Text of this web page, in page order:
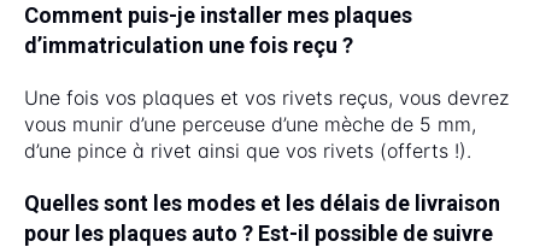
Comment puis-je installer mes plaques
d’immatriculation une fois reçu ?
Une fois vos plaques et vos rivets reçus, vous devrez
vous munir d’une perceuse d’une mèche de 5 mm,
d’une pince à rivet ainsi que vos rivets (offerts !).
Quelles sont les modes et les délais de livraison
pour les plaques auto ? Est-il possible de suivre